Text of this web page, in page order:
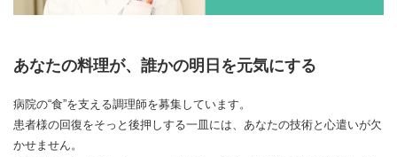
あなたの料理が、誰かの明日を元気にする
病院の“食”を支える調理師を募集しています。
患者様の回復をそっと後押しする一皿には、あなたの技術と心遣いが欠
かせません。